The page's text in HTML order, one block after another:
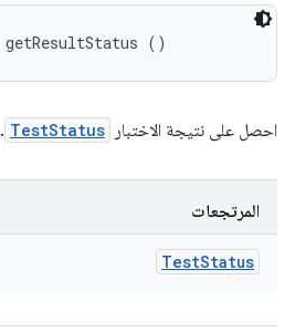
getResultStatus ()
احصل على نتيجة الاختبار TestStatus
.
المرتجعات
TestStatus